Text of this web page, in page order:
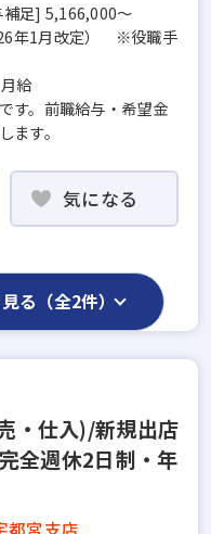
足] 5,166,000～
年1月改定） ※役職手
給
す。前職給与・希望金
ます。
気になる
る（全2件）
・仕入)/新規出店
全週休2日制・年
都宮支店